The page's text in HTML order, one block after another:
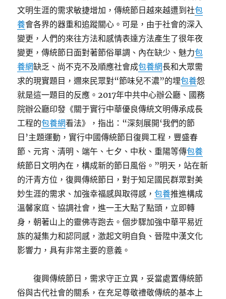
文明生涯的需求敏捷增加，傳統節日越來越遭到社包
養會各界的器重和追蹤關心。可是，由于社會的深入
變更，人們的來往方法和感情表達方法產生了很年夜
變更，傳統節日面對著節俗單調、內在缺少、魅力包
養網缺乏、尚不克不及順應社會成包養網長和大眾需
求的現實題目，邇來民眾對“節味兒不濃”的埋包養怨
就是這一題目的反應。2017年中共中心辦公廳、國務
院辦公廳印發《關于實行中華優良傳統文明傳承成長
工程的包養網看法》，指出：“深刻展開‘我們的節
日’主題運動，實行中國傳統節日復興工程，豐盛春
節、元宵、清明、端午、七夕、中秋、重陽等傳包養
統節日文明內在，構成新的節日風俗。”明天，站在新
的汗青方位，復興傳統節日，對于知足國民群眾對美
妙生涯的需求、加強幸福感與取得感，包養推進構成
溫馨家庭、協調社會，進一王大點了點頭，立即轉
身，朝著山上的靈佛寺跑去。個步驟加強中華平易近
族的凝集力和認同感，激起文明自負、晉陞中漢文化
影響力，具有非常主要的意義。
復興傳統節日，需求守正立異，妥當處置傳統節
俗與古代社會的關系，在充足尊敬禮敬傳統的基本上